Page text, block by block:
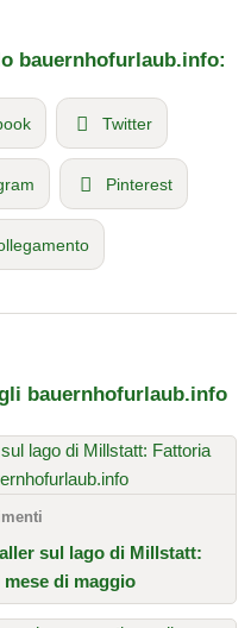
bauernhofurlaub.info:
Twitter
Pinterest
bauernhofurlaub.info
sul lago di Millstatt:
di maggio